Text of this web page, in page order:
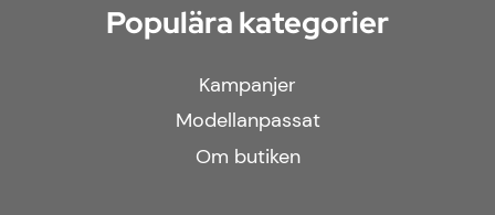
Populära kategorier
Kampanjer
Modellanpassat
Om butiken